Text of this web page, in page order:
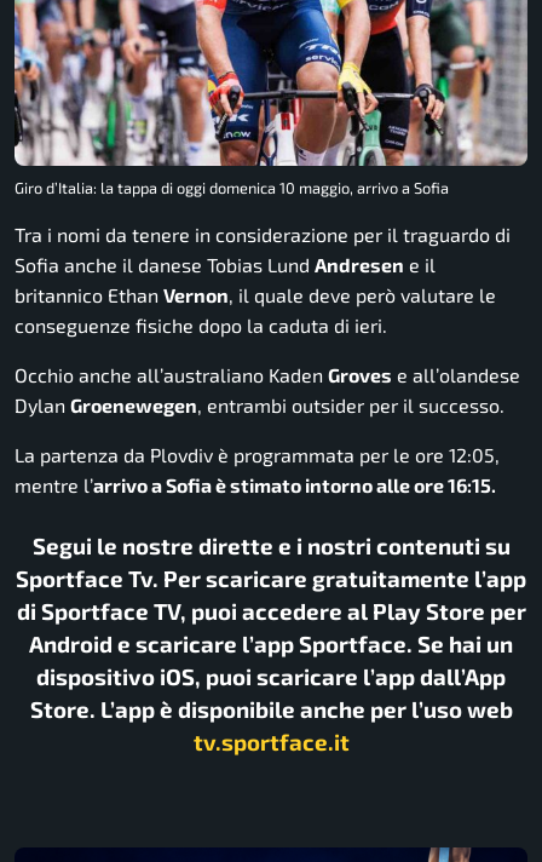
Giro d’Italia: la tappa di oggi domenica 10 maggio, arrivo a Sofia
Tra i nomi da tenere in considerazione per il traguardo di
Sofia anche il danese Tobias Lund Andresen e il
britannico Ethan Vernon, il quale deve però valutare le
conseguenze fisiche dopo la caduta di ieri.
Occhio anche all’australiano Kaden Groves e all’olandese
Dylan Groenewegen, entrambi outsider per il successo.
La partenza da Plovdiv è programmata per le ore 12:05,
mentre l’arrivo a Sofia è stimato intorno alle ore 16:15.
Segui le nostre dirette e i nostri contenuti su
Sportface Tv. Per scaricare gratuitamente l’app
di Sportface TV, puoi accedere al Play Store per
Android e scaricare l’app Sportface. Se hai un
dispositivo iOS, puoi scaricare l’app dall’App
Store. L’app è disponibile anche per l’uso web
tv.sportface.it